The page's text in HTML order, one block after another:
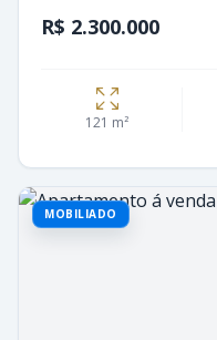
R$ 2.300.000
121 m²
MOBILIADO